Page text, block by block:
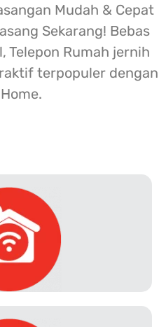
Mudah & Cepat
Sekarang! Bebas
Telepon Rumah jernih
terpopuler dengan